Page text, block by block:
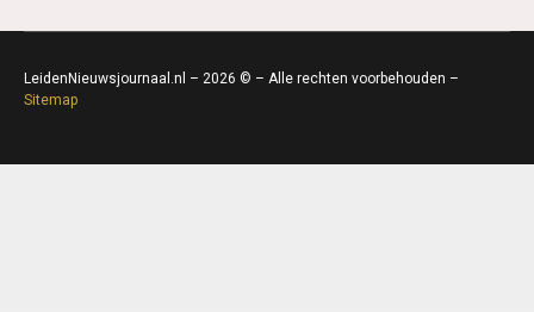
LeidenNieuwsjournaal.nl – 2026 © – Alle rechten voorbehouden –
Sitemap